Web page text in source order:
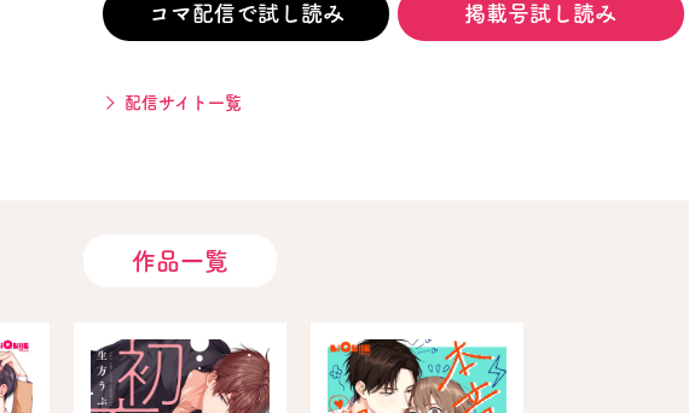
コマ配信で試し読み 掲載号試し読み
配信サイト一覧
作品一覧